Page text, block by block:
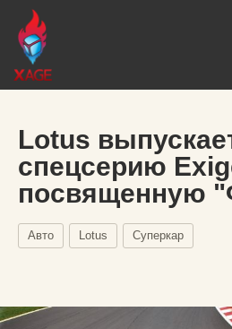
Lotus
спецсерию
посвященную
Авто Lotus Суперкар